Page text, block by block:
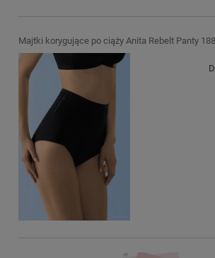
Majtki korygujące po ciąży Anita Rebelt Panty